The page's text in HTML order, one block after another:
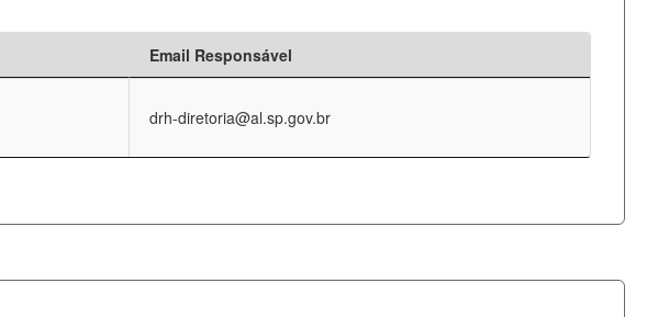
Email Responsável
drh-diretoria@al.sp.gov.br